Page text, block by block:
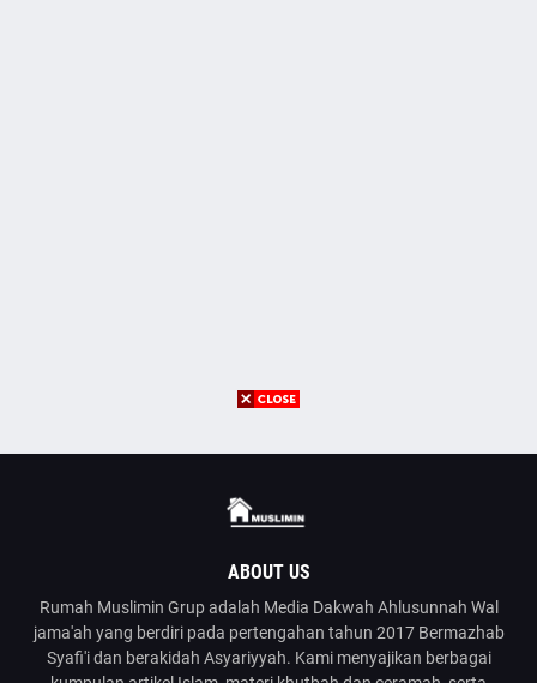
ABOUT US
Rumah Muslimin Grup adalah Media Dakwah Ahlusunnah Wal
jama'ah yang berdiri pada pertengahan tahun 2017 Bermazhab
Syafi'i dan berakidah Asyariyyah. Kami menyajikan berbagai